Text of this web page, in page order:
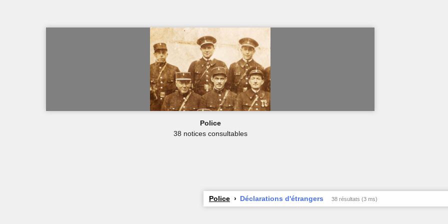
Police
38 notices consultables
Police Déclarations d'étrangers 38 résultats (3 ms)